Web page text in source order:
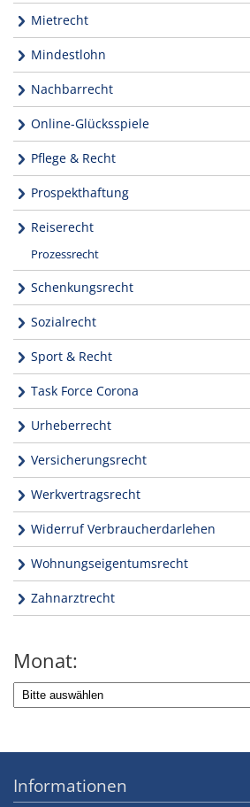
Mietrecht
Mindestlohn
Nachbarrecht
Online-Glücksspiele
Pflege & Recht
Prospekthaftung
Reiserecht
Prozessrecht
Schenkungsrecht
Sozialrecht
Sport & Recht
Task Force Corona
Urheberrecht
Versicherungsrecht
Werkvertragsrecht
Widerruf Verbraucherdarlehen
Wohnungseigentumsrecht
Zahnarztrecht
Monat:
Informationen